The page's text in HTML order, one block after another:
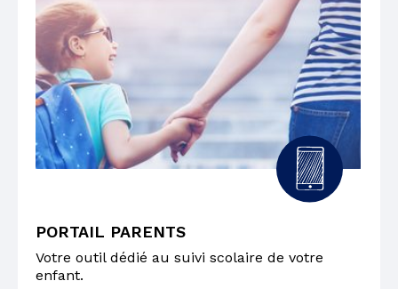
PORTAIL PARENTS
Votre outil dédié au suivi scolaire de votre
enfant.